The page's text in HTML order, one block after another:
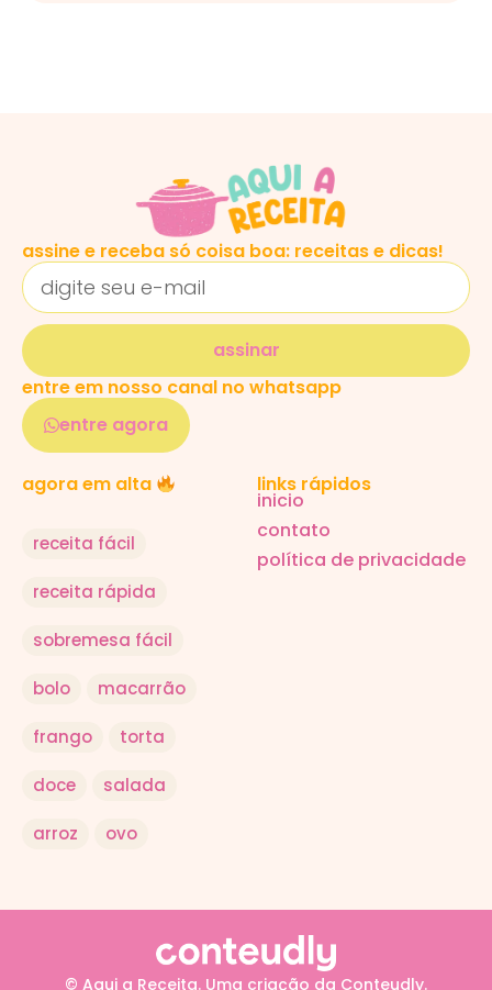
assine e receba só coisa boa: receitas e dicas!
assinar
entre em nosso canal no whatsapp
entre agora
agora em alta
receita fácil
receita rápida
sobremesa fácil
bolo macarrão
frango torta
doce salada
arroz ovo
links rápidos
inicio
contato
política de privacidade
© Aqui a Receita. Uma criação da Conteudly.